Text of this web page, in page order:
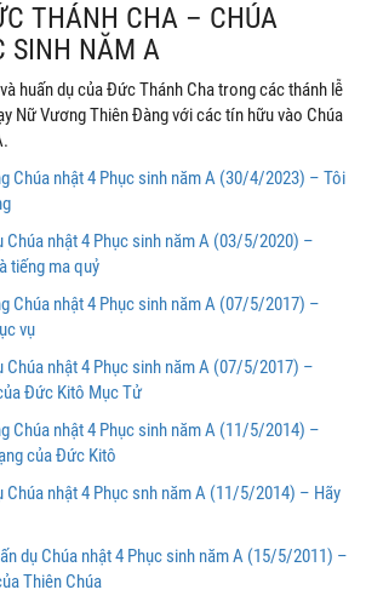
THÁNH CHA – CHÚA
SINH NĂM A
huấn dụ của Đức Thánh Cha trong các thánh lễ
Nữ Vương Thiên Đàng với các tín hữu vào Chúa
Chúa nhật 4 Phục sinh năm A (30/4/2023) – Tôi
Chúa nhật 4 Phục sinh năm A (03/5/2020) –
tiếng ma quỷ
Chúa nhật 4 Phục sinh năm A (07/5/2017) –
vụ
Chúa nhật 4 Phục sinh năm A (07/5/2017) –
Đức Kitô Mục Tử
Chúa nhật 4 Phục sinh năm A (11/5/2014) –
của Đức Kitô
nhật 4 Phục snh năm A (11/5/2014) – Hãy
dụ Chúa nhật 4 Phục sinh năm A (15/5/2011) –
Thiên Chúa